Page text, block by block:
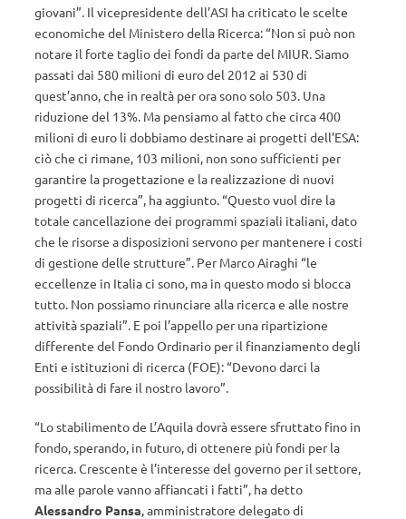
giovani”. Il vicepresidente dell’ASI ha criticato le scelte
economiche del Ministero della Ricerca: “Non si può non
notare il forte taglio dei fondi da parte del MIUR. Siamo
passati dai 580 milioni di euro del 2012 ai 530 di
quest’anno, che in realtà per ora sono solo 503. Una
riduzione del 13%. Ma pensiamo al fatto che circa 400
milioni di euro li dobbiamo destinare ai progetti dell’ESA:
ciò che ci rimane, 103 milioni, non sono sufficienti per
garantire la progettazione e la realizzazione di nuovi
progetti di ricerca”, ha aggiunto. “Questo vuol dire la
totale cancellazione dei programmi spaziali italiani, dato
che le risorse a disposizioni servono per mantenere i costi
di gestione delle strutture”. Per Marco Airaghi “le
eccellenze in Italia ci sono, ma in questo modo si blocca
tutto. Non possiamo rinunciare alla ricerca e alle nostre
attività spaziali”. E poi l’appello per una ripartizione
differente del Fondo Ordinario per il finanziamento degli
Enti e istituzioni di ricerca (FOE): “Devono darci la
possibilità di fare il nostro lavoro”.
“Lo stabilimento de L’Aquila dovrà essere sfruttato fino in
fondo, sperando, in futuro, di ottenere più fondi per la
ricerca. Crescente è l’interesse del governo per il settore,
ma alle parole vanno affiancati i fatti”, ha detto
Alessandro Pansa, amministratore delegato di